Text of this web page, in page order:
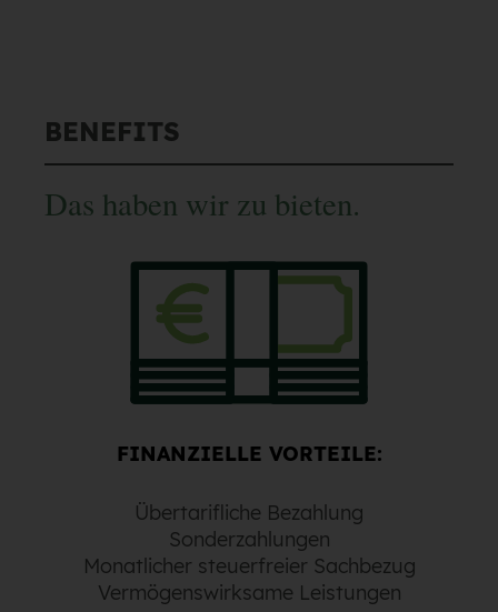
BENEFITS
Das haben wir zu bieten.
FINANZIELLE VORTEILE:
Übertarifliche Bezahlung
Sonderzahlungen
Monatlicher steuerfreier Sachbezug
Vermögenswirksame Leistungen